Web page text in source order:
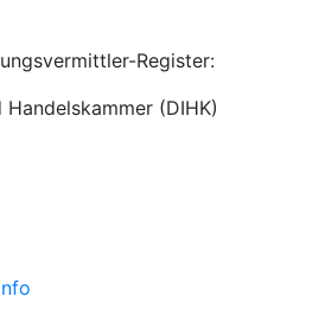
Register:
(DIHK)